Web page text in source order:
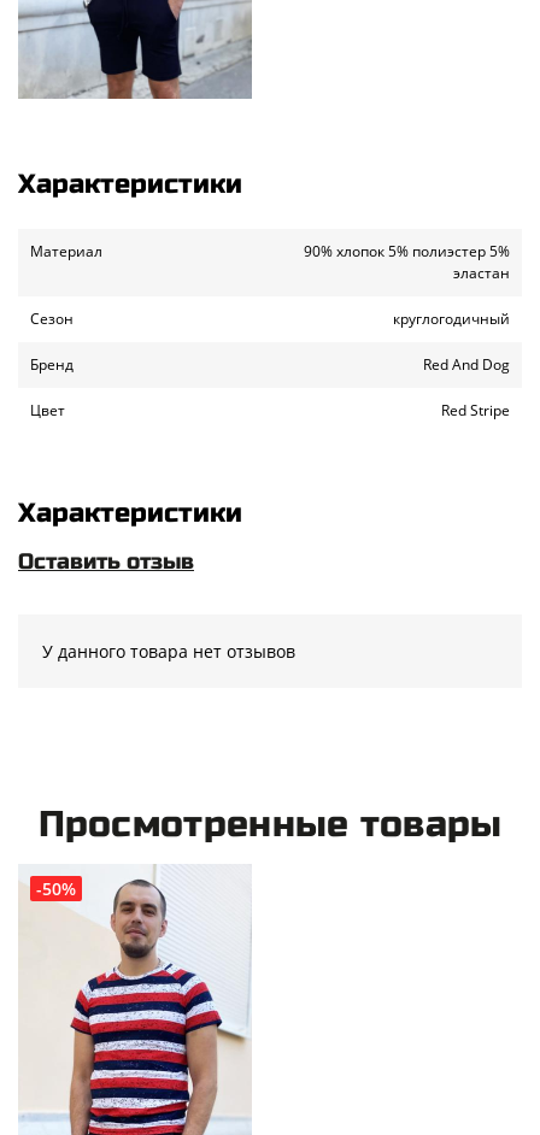
Характеристики
Материал
90% хлопок 5% полиэстер 5%
эластан
Сезон круглогодичный
Бренд Red And Dog
Цвет Red Stripe
Характеристики
Оставить отзыв
У данного товара нет отзывов
Просмотренные товары
-50%